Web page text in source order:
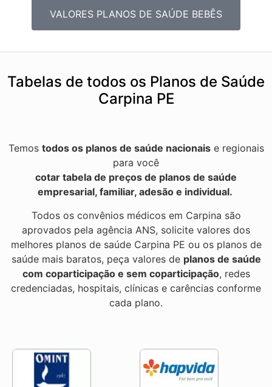
VALORES PLANOS DE SAÚDE BEBÊS
Tabelas de todos os Planos de Saúde
Carpina PE
Temos todos os planos de saúde nacionaise regionais
para você
cotar tabela de preços de planos de saúde
empresarial, familiar, adesão e individual.
Todos os convênios médicos em Carpina são
aprovados pela agência ANS, solicite valores dos
melhores planos de saúde Carpina PE ou os planos de
saúde mais baratos, peça valores de planos de saúde
com coparticipação e sem coparticipação, redes
credenciadas, hospitais, clínicas e carências conforme
cada plano.